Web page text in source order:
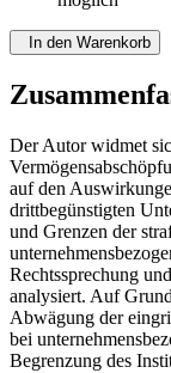
Der Autor widmet
auf den
drittbegünstigten
und Grenzen der
Rechtssprechung
analysiert. Auf
Abwägung der
bei